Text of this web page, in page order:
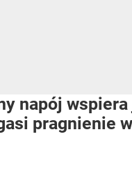
napój
pragnienie